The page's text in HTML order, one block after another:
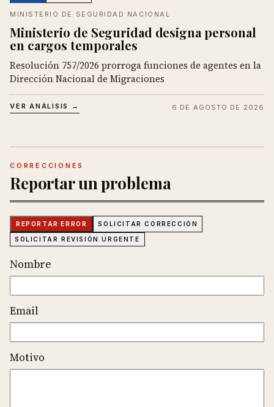
MINISTERIO DE SEGURIDAD NACIONAL
Ministerio de Seguridad designa personal
en cargos temporales
Resolución 757/2026 prorroga funciones de agentes en la
Dirección Nacional de Migraciones
VER ANÁLISIS → 6 DE AGOSTO DE 2026
CORRECCIONES
Reportar un problema
REPORTAR ERROR SOLICITAR CORRECCIÓN
SOLICITAR REVISIÓN URGENTE
Nombre
Email
Motivo